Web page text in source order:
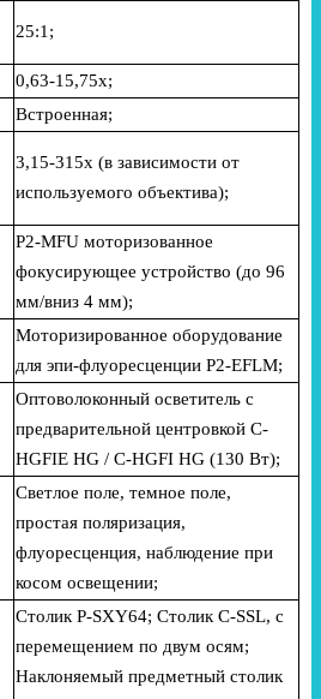
25:1;
0,63-15,75х;
Встроенная;
3,15-315x (в зависимости от
используемого объектива);
P2-MFU моторизованное
фокусирующее устройство (до 96
мм/вниз 4 мм);
Моторизированное оборудование
для эпи-флуоресценции P2-EFLM;
Оптоволоконный осветитель с
предварительной центровкой C-
HGFIE HG / C-HGFI HG (130 Вт);
Светлое поле, темное поле,
простая поляризация,
флуоресценция, наблюдение при
косом освещении;
Столик P-SXY64; Столик C-SSL, с
перемещением по двум осям;
Наклоняемый предметный столик